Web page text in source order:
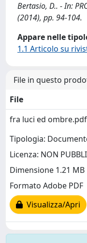
Bertasio, D.. - In:
(2014), pp. 94-104.
Appare nelle
1.1 Articolo su
File in questo
File
fra luci ed ombre.pdf
Tipologia:
Licenza: NON
Dimensione 1.21 MB
Formato Adobe PDF
Visualizza/Apri